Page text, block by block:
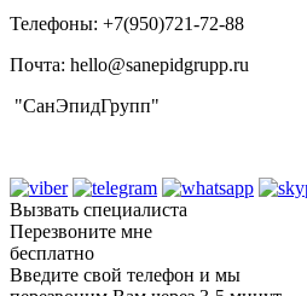
Телефоны: +7(950)721-72-88‬
Почта: hello@sanepidgrupp.ru
"СанЭпидГрупп"
Вызвать специалиста
Перезвоните мне
бесплатно
Введите свой телефон и мы